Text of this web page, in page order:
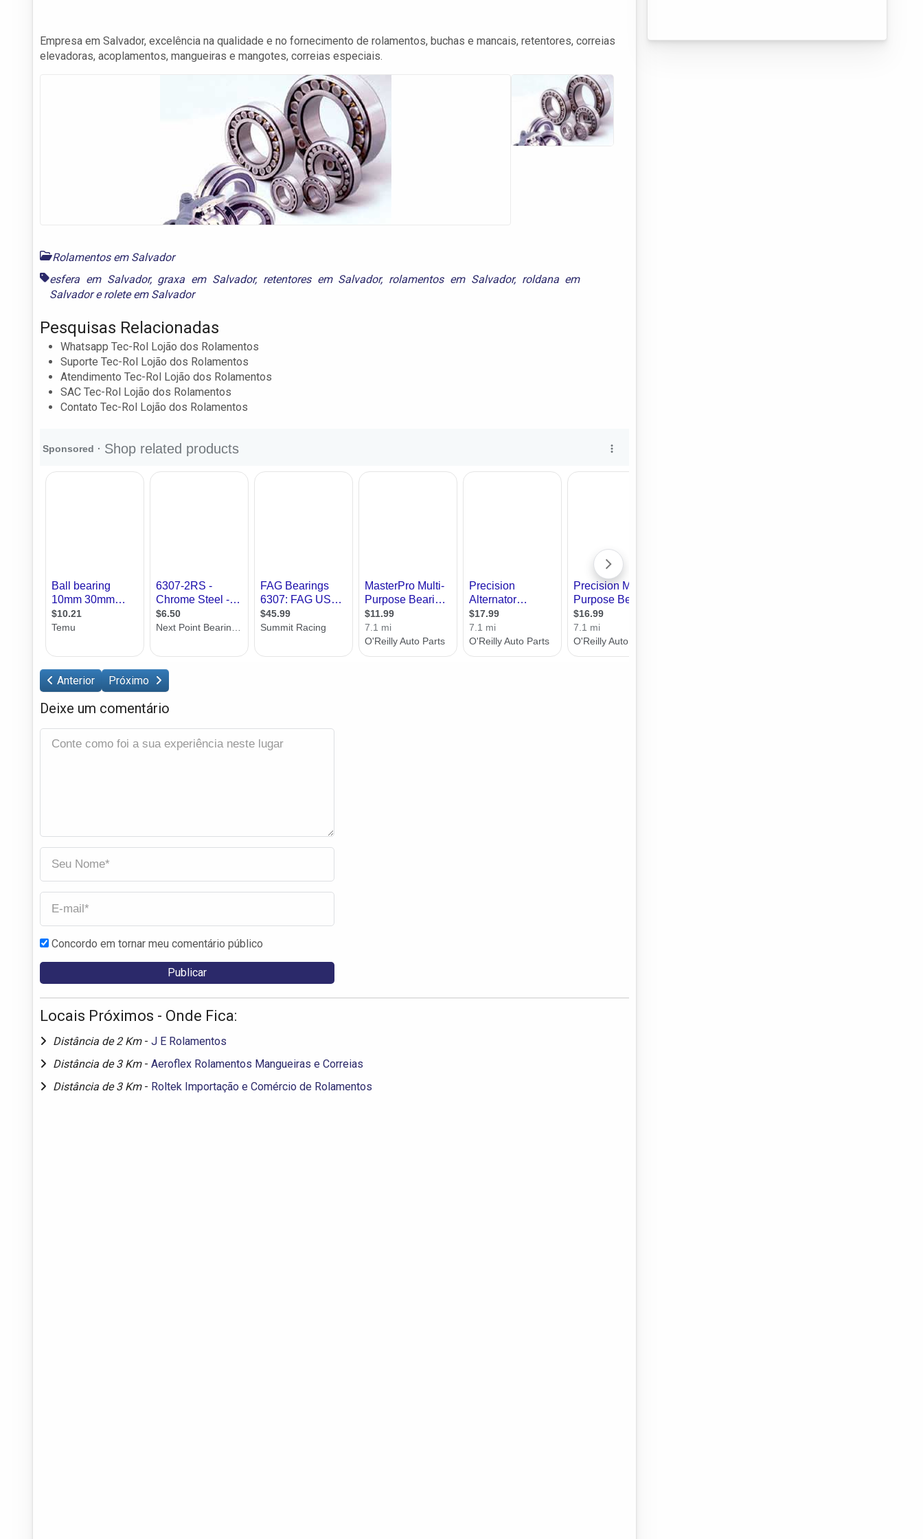
Empresa em Salvador, excelência na qualidade e no fornecimento de rolamentos, buchas e mancais, retentores, correias
elevadoras, acoplamentos, mangueiras e mangotes, correias especiais.
Rolamentos em Salvador
esfera em Salvador, graxa em Salvador, retentores em Salvador, rolamentos em Salvador, roldana em
Salvadorerolete em Salvador
Pesquisas Relacionadas
Whatsapp Tec-Rol Lojão dos Rolamentos
Suporte Tec-Rol Lojão dos Rolamentos
Atendimento Tec-Rol Lojão dos Rolamentos
SAC Tec-Rol Lojão dos Rolamentos
Contato Tec-Rol Lojão dos Rolamentos
Anterior Próximo
Deixe um comentário
Concordo em tornar meu comentário público
Locais Próximos - Onde Fica:
Distância de 2 Km - J E Rolamentos
Distância de 3 Km - Aeroflex Rolamentos Mangueiras e Correias
Distância de 3 Km - Roltek Importação e Comércio de Rolamentos